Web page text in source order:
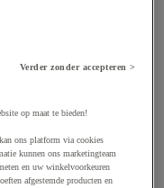
Verder zonder accepteren >
op maat te bieden!
ons platform via cookies
kunnen ons marketingteam
en uw winkelvoorkeuren
afgestemde producten en